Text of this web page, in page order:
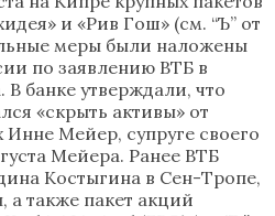
и «Рив Гош» (см. “Ъ” от
меры были наложены
по заявлению ВТБ в
банке утверждали, что
«скрыть активы» от
Инне Мейер, супруге своего
Мейера. Ранее ВТБ
Костыгина в Сен-Тропе,
а также пакет акций